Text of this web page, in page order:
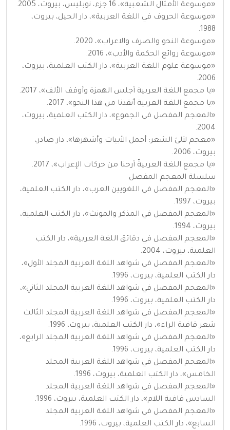
«موسوعة الأمثال الشعبية»، 16 جزء، نوبليس، بيروت، 2005.
«موسوعة الحروف في اللغة العربية»، دار الجيل، بيروت،
1988.
«موسوعة النحو والصرف والاعراب»، 2020.
«موسوعة روائع الحكمة والأدب»، 2016.
«موسوعة علوم اللغة العربية»، دار الكتب العلمية، بيروت،
2006.
«يا مجمع اللغة العربية أجلس الهمزة وأوقف الألف»، 2017.
«يا مجمع اللغة العربية أنقذنا من هذا النحو»، 2017.
«المعجم المفصل في الجموع»، دار الكتب العلمية، بيروت،
2004.
«معجم لآلئ الشعر: أجمل الأبيات وأشهرها»، دار صادر،
بيروت، 2006.
«يا مجمع اللغة العربيةّ أرحنا من حركات الإعراب»، 2017.
سلسلة المعجم المفصل
«المعجم المفصل في اللغويين العرب»، دار الكتب العلمية،
بيروت، 1997.
«المعجم المفصل في المذكر والمونث»، دار الكتب العلمية،
بيروت، 1994.
«المعجم المفصل في دقائق اللغة العربية»، دار الكتب
العلمية، بيروت، 2004.
«المعجم المفصل في شواهد اللغة العربية المجلد الأول»،
دار الكتب العلمية، بيروت، 1996.
«المعجم المفصل في شواهد اللغة العربية المجلد الثاني»،
دار الكتب العلمية، بيروت، 1996.
«المعجم المفصل في شواهد اللغة العربية المجلد الثالث
شعر قافية الراء»، دار الكتب العلمية، بيروت، 1996.
«المعجم المفصل في شواهد اللغة العربية المجلد الرابع»،
دار الكتب العلمية، بيروت، 1996.
«المعجم المفصل في شواهد اللغة العربية المجلد
الخامس»، دار الكتب العلمية، بيروت، 1996.
«المعجم المفصل في شواهد اللغة العربية المجلد
السادس قافية اللام»، دار الكتب العلمية، بيروت، 1996.
«المعجم المفصل في شواهد اللغة العربية المجلد
السابع»، دار الكتب العلمية، بيروت، 1996.